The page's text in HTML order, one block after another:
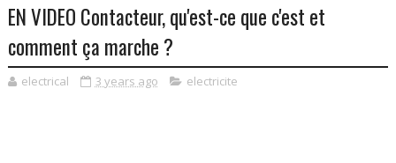
EN VIDEO Contacteur, qu'est-ce que c'est et
comment ça marche ?
electrical 3 years ago electricite